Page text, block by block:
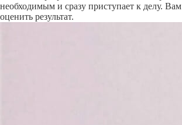
необходимым и сразу приступает к делу. Вам
оценить результат.